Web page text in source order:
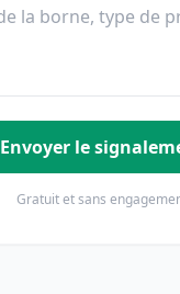
Envoyer le
Gratuit et sans